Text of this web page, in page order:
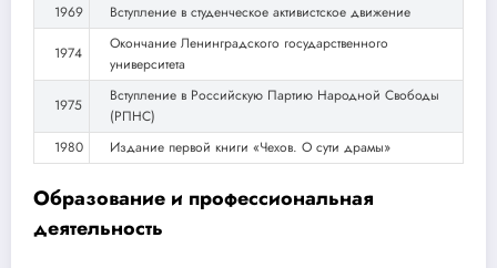
1969 Вступление в студенческое активистское движение
1974
Окончание Ленинградского государственного
университета
1975
Вступление в Российскую Партию Народной Свободы
(РПНС)
1980
Издание первой книги «Чехов. О сути драмы»
Образование и профессиональная
деятельность